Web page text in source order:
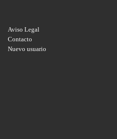
Aviso Legal
Contacto
Nuevo usuario